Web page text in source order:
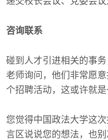
咨询联系
碰到人才引进相关的事
老师询问，他们非常愿
个招聘活动，这或许就
您觉得中国政法大学这
言区说说您的想法，也